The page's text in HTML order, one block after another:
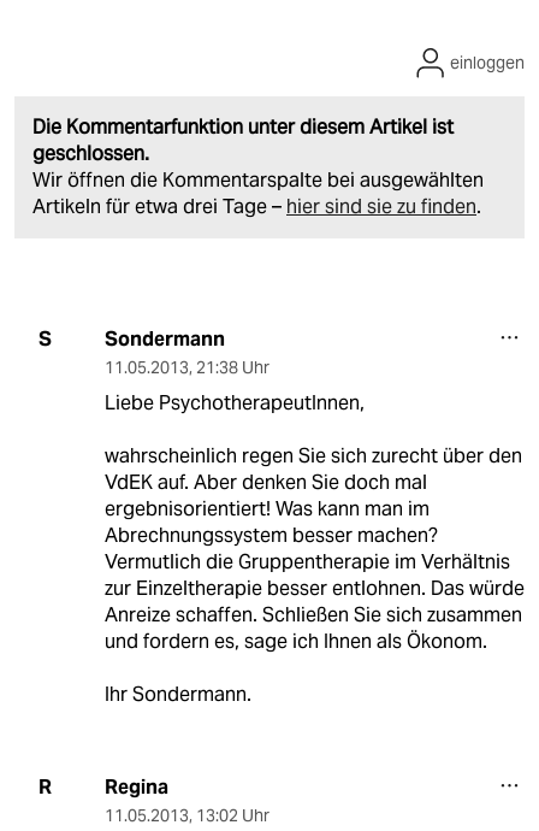
Die Kommentarfunktion unter diesem Artikel ist
geschlossen.
Wir öffnen die Kommentarspalte bei ausgewählten
Artikeln für etwa drei Tage – hier sind sie zu finden.
einloggen
S Sondermann
11.05.2013, 21:38 Uhr
Liebe PsychotherapeutInnen,
wahrscheinlich regen Sie sich zurecht über den
VdEK auf. Aber denken Sie doch mal
ergebnisorientiert! Was kann man im
Abrechnungssystem besser machen?
Vermutlich die Gruppentherapie im Verhältnis
zur Einzeltherapie besser entlohnen. Das würde
Anreize schaffen. Schließen Sie sich zusammen
und fordern es, sage ich Ihnen als Ökonom.
Ihr Sondermann.
R Regina
11.05.2013, 13:02 Uhr